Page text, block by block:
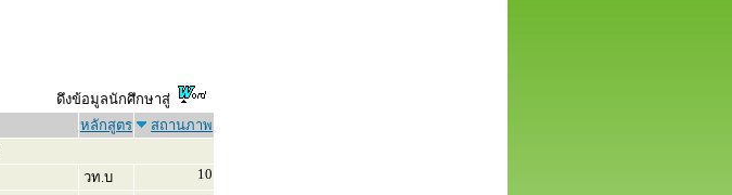
ดึงข้อมูลนักศึกษาสู่
หลักสูตร
สถานภาพ
วท.บ
10